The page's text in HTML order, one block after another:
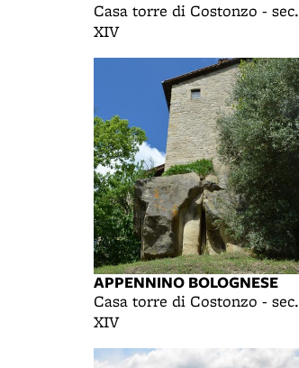
Casa torre di Costonzo - sec.
XIV
APPENNINO BOLOGNESE
Casa torre di Costonzo - sec.
XIV